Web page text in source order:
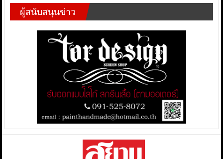
ผู้สนับสนุนข่าว